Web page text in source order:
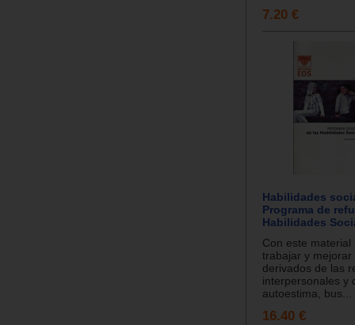
7.20 €
Habilidades
Programa de
Habilidades
Con este material
trabajar y
derivados de las
interpersonales y
autoestima, bus...
16.40 €